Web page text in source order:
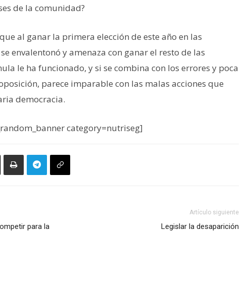
de la comunidad?
al ganar la primera elección de este año en las
envalentonó y amenaza con ganar el resto de las
le ha funcionado, y si se combina con los errores y poca
parece imparable con las malas acciones que
democracia.
category=nutriseg]
para la
Artículo siguiente
Legislar la desaparición